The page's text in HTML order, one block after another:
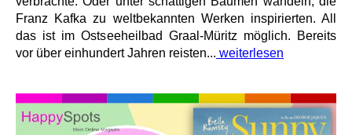
Franz Kafka zu weltbekannten Werken inspirierten. All
das ist im Ostseeheilbad Graal-Müritz möglich. Bereits
vor über einhundert Jahren reisten... weiterlesen